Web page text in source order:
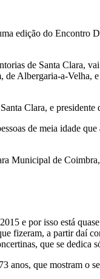
edição do Encontro
de Santa Clara,
Albergaria-a-Velha,
Clara, e
de meia idade
Municipal de
e por isso está
fizeram, a partir daí
que se dedica
anos, que mostram o